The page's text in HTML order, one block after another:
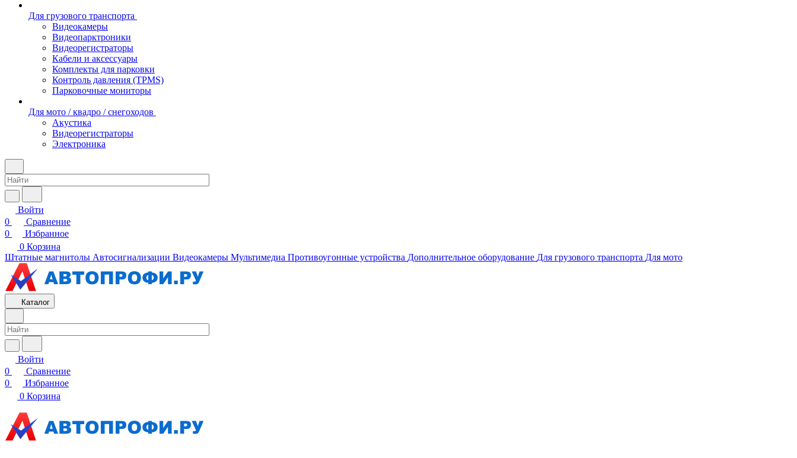
Для грузового транспорта
Видеокамеры
Видеопарктроники
Видеорегистраторы
Кабели и аксессуары
Комплекты для парковки
Контроль давления (TPMS)
Парковочные мониторы
Для мото / квадро / снегоходов
Акустика
Видеорегистраторы
Электроника
Войти
0
Сравнение
0
Избранное
0 Корзина
Штатные магнитолы Автосигнализации Видеокамеры Мультимедиа Противоугонные устройства Дополнительное оборудование Для грузового транспорта Для мото
Каталог
Войти
0
Сравнение
0
Избранное
0 Корзина